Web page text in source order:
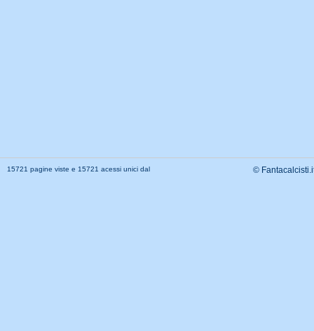
15721 pagine viste e 15721 acessi unici dal ©